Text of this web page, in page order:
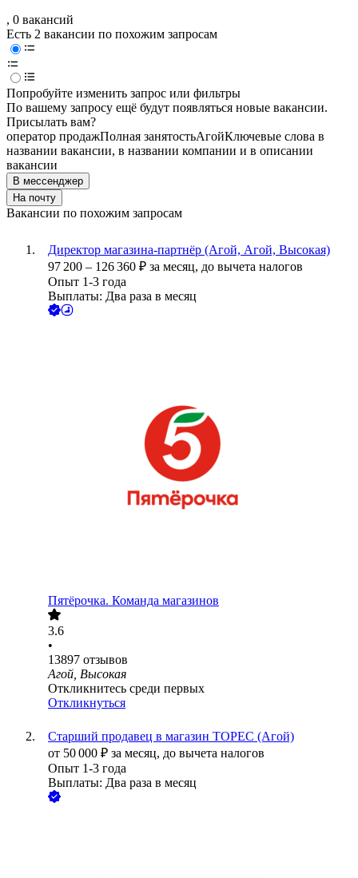
, 0 вакансий
Есть 2 вакансии по похожим запросам
Попробуйте изменить запрос или фильтры
По вашему запросу ещё будут появляться новые вакансии.
Присылать вам?
оператор продажПолная занятостьАгойКлючевые слова в
названии вакансии, в названии компании и в описании
вакансии
В мессенджер
На почту
Вакансии по похожим запросам
Директор магазина-партнёр (Агой, Агой, Высокая)
97 200 – 126 360 ₽ за месяц, до вычета налогов
Опыт 1-3 года
Выплаты: Два раза в месяц
Пятёрочка. Команда магазинов
3.6
•
13897 отзывов
Агой, Высокая
Откликнитесь среди первых
Откликнуться
Старший продавец в магазин ТОРЕС (Агой)
от 50 000 ₽ за месяц, до вычета налогов
Опыт 1-3 года
Выплаты: Два раза в месяц